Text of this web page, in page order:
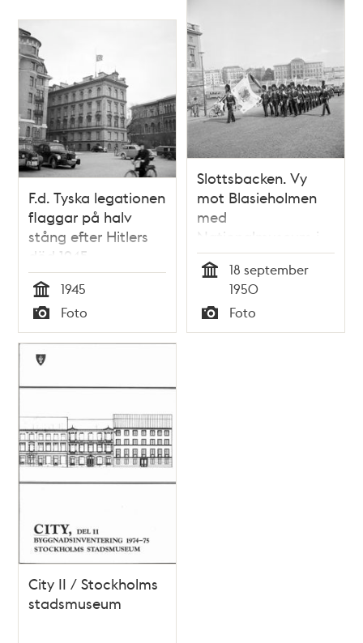
bodde under
unionstiden. Här
ligger nu SAF-
borgen
F.d. Tyska legationen
flaggar på halv
stång efter Hitlers
död 1945.
Tid
1945
Typ
Foto
Slottsbacken. Vy
mot Blasieholmen
med
Nationalmuseum i
fonden.
Vaktparaden går i
björnskinnsmössor
18 september
1950
Typ
Foto
City II / Stockholms
stadsmuseum